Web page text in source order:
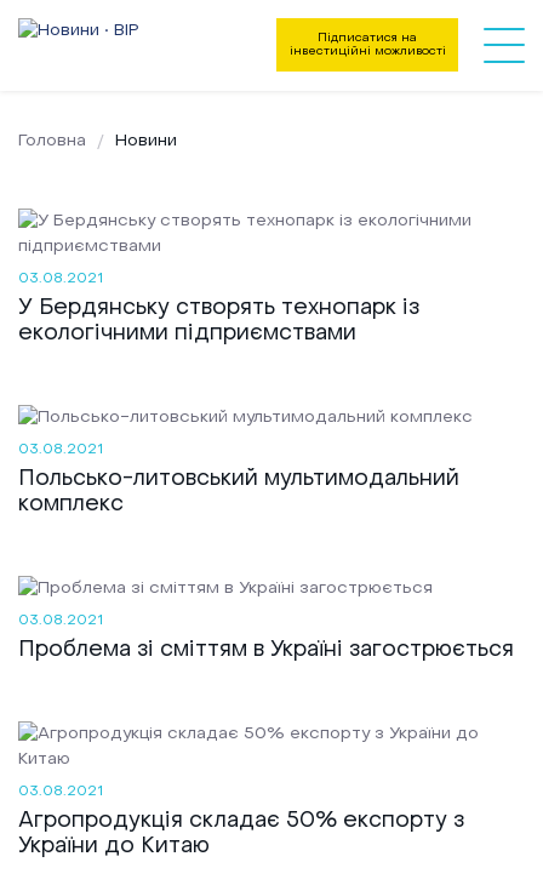
Підписатися на
інвестиційні можливості
Головна Новини
03.08.2021
У Бердянську створять технопарк із
екологічними підприємствами
03.08.2021
Польсько-литовський мультимодальний
комплекс
03.08.2021
Проблема зі сміттям в Україні загострюється
03.08.2021
Агропродукція складає 50% експорту з
України до Китаю